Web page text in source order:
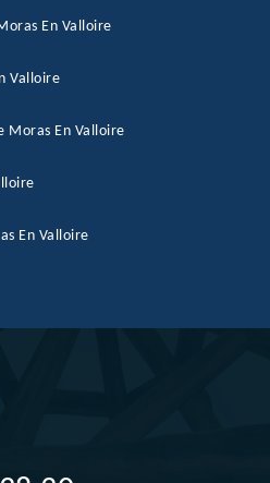
En Valloire
Valloire
En Valloire
En Valloire